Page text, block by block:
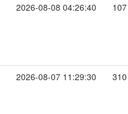
2026-08-08 04:26:40 107
2026-08-07 11:29:30 310